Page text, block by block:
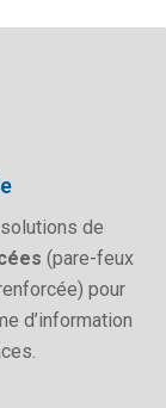
de
(pare-feux
pour
d’information